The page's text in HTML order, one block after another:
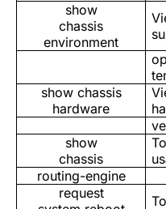
show
chassis
environment
show chassis
hardware
show
chassis
routing-engine
request